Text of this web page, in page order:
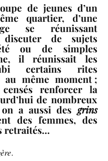
de jeunes d’un
quartier, d’une
se réunissant
de sujets
ou de simples
il réunissait les
certains rites
même moment ;
renforcer la
de nombreux
a aussi des grins
des femmes, des
retraités…
.